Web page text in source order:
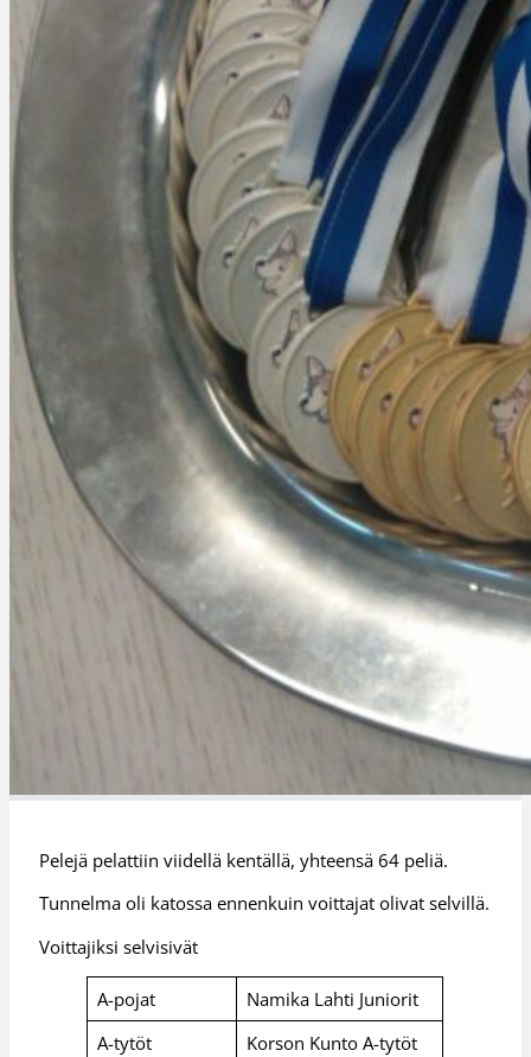
Pelejä pelattiin viidellä kentällä, yhteensä 64 peliä.
Tunnelma oli katossa ennenkuin voittajat olivat selvillä.
Voittajiksi selvisivät
A-pojat
Namika Lahti Juniorit
A-tytöt
Korson Kunto A-tytöt